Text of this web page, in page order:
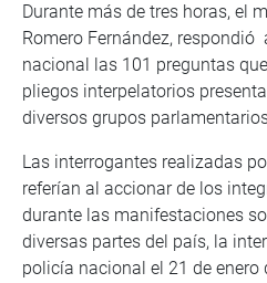
Durante más de tres horas, el
Romero Fernández, respondió
nacional las 101 preguntas
pliegos interpelatorios
diversos grupos
Las interrogantes realizadas
referían al accionar de los
durante las manifestaciones
diversas partes del país, la
policía nacional el 21 de enero